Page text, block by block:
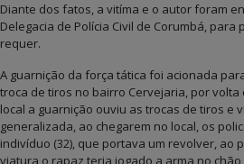
Diante dos fatos, a vitíma e o autor foram
Delegacia de Polícia Civil de Corumbá, para
requer.
A guarnição da força tática foi acionada
troca de tiros no bairro Cervejaria, por volta
local a guarnição ouviu as trocas de tiros e
generalizada, ao chegarem no local, os
indivíduo (32), que portava um revolver, ao
viatura o rapaz teria jogado a arma no